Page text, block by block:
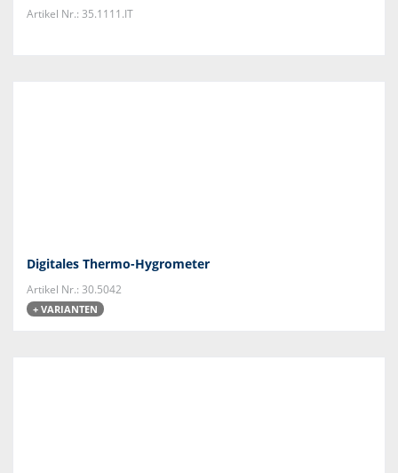
Artikel Nr.: 35.1111.IT
Digitales Thermo-Hygrometer
Artikel Nr.: 30.5042
+ VARIANTEN